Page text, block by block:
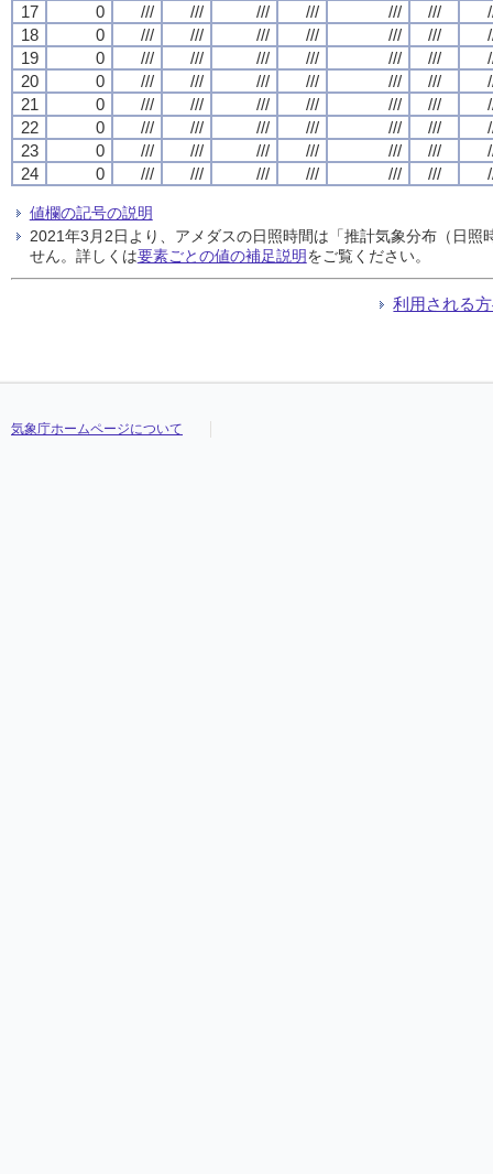
17
0 /// /// /// /// /// ///
18
0 /// /// /// /// /// ///
19
0 /// /// /// /// /// ///
20
0 /// /// /// /// /// ///
21
0 /// /// /// /// /// ///
22
0 /// /// /// /// /// ///
23
0 /// /// /// /// /// ///
24
0 /// /// /// /// /// ///
値欄の記号の説明
2021年3月2日より、アメダスの日照時間は「推計気象分布（日
せん。詳しくは要素ごとの値の補足説明をご覧ください。
利用される
気象庁ホームページについて